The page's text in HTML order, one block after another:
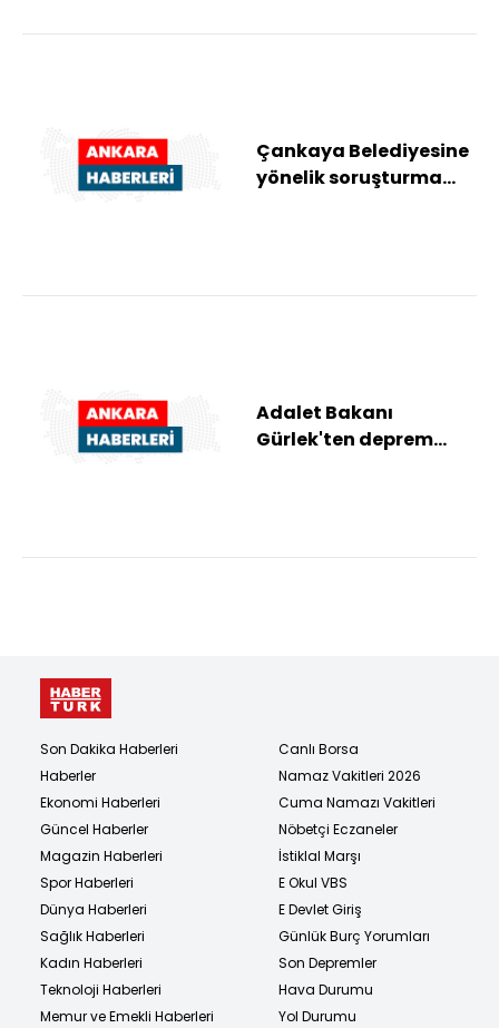
Çankaya Belediyesine
yönelik soruşturma
Adalet Bakanı
Gürlek'ten deprem
Son Dakika Haberleri
Haberler
Ekonomi Haberleri
Güncel Haberler
Magazin Haberleri
Spor Haberleri
Dünya Haberleri
Sağlık Haberleri
Kadın Haberleri
Teknoloji Haberleri
Memur ve Emekli Haberleri
Canlı Borsa
Namaz Vakitleri 2026
Cuma Namazı Vakitleri
Nöbetçi Eczaneler
İstiklal Marşı
E Okul VBS
E Devlet Giriş
Günlük Burç Yorumları
Son Depremler
Hava Durumu
Yol Durumu